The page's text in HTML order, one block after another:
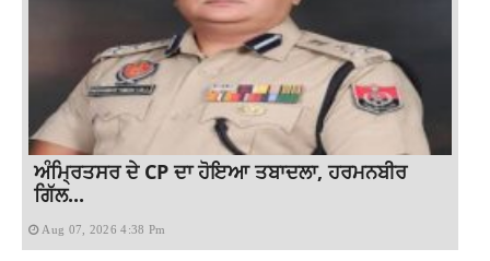
ਅੰਮ੍ਰਿਤਸਰ ਦੇ CP ਦਾ ਹੋਇਆ ਤਬਾਦਲਾ, ਹਰਮਨਬੀਰ
ਗਿੱਲ...
Aug 07, 2026 4:38 Pm